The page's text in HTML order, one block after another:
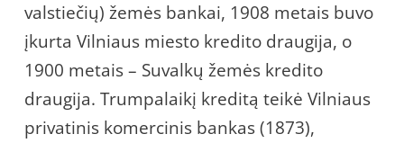
valstiečių) žemės bankai, 1908 metais buvo
įkurta Vilniaus miesto kredito draugija, o
1900 metais – Suvalkų žemės kredito
draugija. Trumpalaikį kreditą teikė Vilniaus
privatinis komercinis bankas (1873),